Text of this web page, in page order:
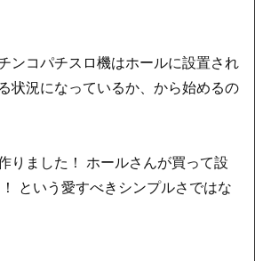
ンコパチスロ機はホールに設置され
状況になっているか、から始めるの
りました！ ホールさんが買って設
という愛すべきシンプルさではな